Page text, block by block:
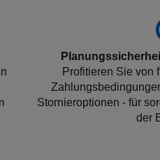
Profitieren Sie von
Stornieroptionen - für
der